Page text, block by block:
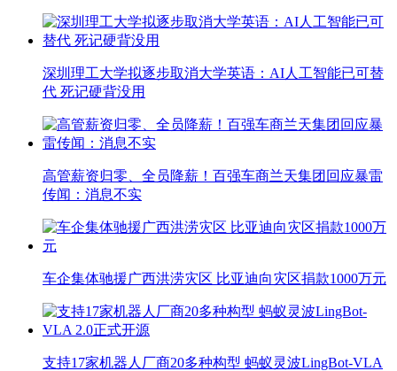
深圳理工大学拟逐步取消大学英语：AI人工智能已可替
代 死记硬背没用
高管薪资归零、全员降薪！百强车商兰天集团回应暴雷
传闻：消息不实
车企集体驰援广西洪涝灾区 比亚迪向灾区捐款1000万元
支持17家机器人厂商20多种构型 蚂蚁灵波LingBot-VLA